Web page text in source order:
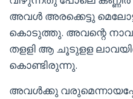
അവൾ അരക്കെട്ടു
കൊടുത്തു. അവന്റെ
തളളി ആ ചൂടുളള ലാവയിൽ
കൊണ്ടിരുന്നു.
അവൾക്കു